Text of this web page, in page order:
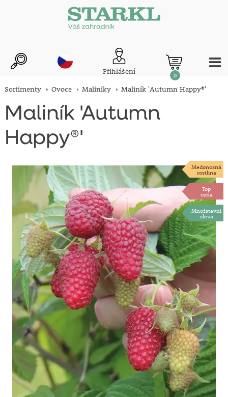
Přihlášení 0
Sortimenty Ovoce Maliníky Maliník 'Autumn Happy®'
Maliník 'Autumn
Happy®'
Medonosná
rostlina
Top
cena
Množstevní
sleva